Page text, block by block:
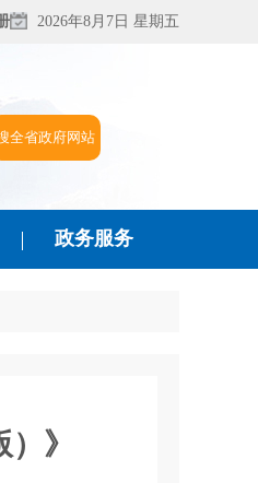
2026年8月7日 星期五
政务服务
》